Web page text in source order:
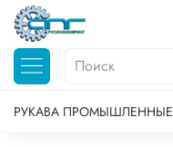
РУКАВА ПРОМЫШЛЕННЫЕ